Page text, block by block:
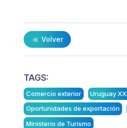
Volver
TAGS:
Comercio exterior
Uruguay
Oportunidades de exportación
Ministerio de Turismo